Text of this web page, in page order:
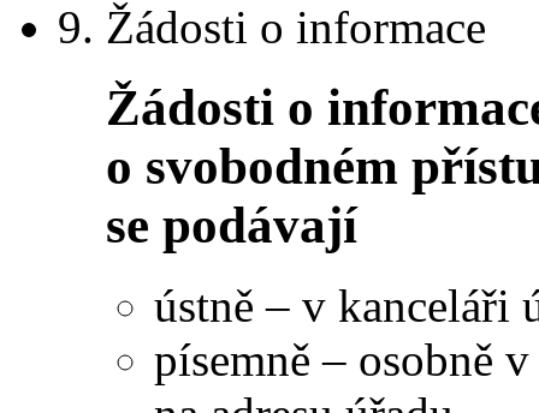
9. Žádosti o informace
Žádosti o
o svobodném
se podávají
ústně – v kanceláři
písemně – osobně